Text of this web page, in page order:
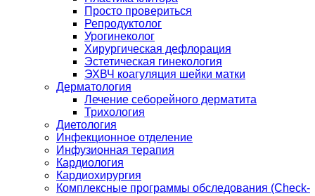
Просто провериться
Репродуктолог
Урогинеколог
Хирургическая дефлорация
Эстетическая гинекология
ЭХВЧ коагуляция шейки матки
Дерматология
Лечение себорейного дерматита
Трихология
Диетология
Инфекционное отделение
Инфузионная терапия
Кардиология
Кардиохирургия
Комплексные программы обследования (Check-